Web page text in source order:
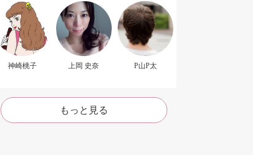
神崎桃子 上岡 史奈 P山P太
もっと見る